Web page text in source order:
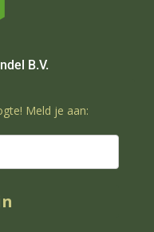
B.V.
Meld je aan: